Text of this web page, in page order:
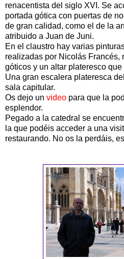
renacentista del siglo XVI. Se
portada gótica con puertas de
de gran calidad, como el de la
atribuido a Juan de Juni.
En el claustro hay varias
realizadas por Nicolás Francés,
góticos y un altar plateresco
Una gran escalera plateresca
sala capitular.
Os dejo un video para que la
esplendor.
Pegado a la catedral se
la que podéis acceder a una
restaurando. No os la perdáis,